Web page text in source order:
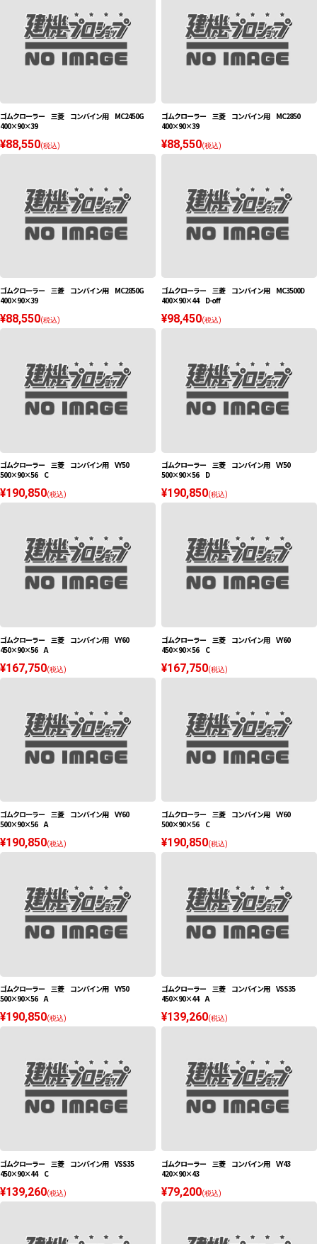
ゴムクローラー 三菱 コンバイン用 MC2450G
400×90×39
¥88,550(税込)
ゴムクローラー 三菱 コンバイン用 MC2850
400×90×39
¥88,550(税込)
ゴムクローラー 三菱 コンバイン用 MC2850G
400×90×39
¥88,550(税込)
ゴムクローラー 三菱 コンバイン用 MC3500D
400×90×44 D-off
¥98,450(税込)
ゴムクローラー 三菱 コンバイン用 VY50
500×90×56 C
¥190,850(税込)
ゴムクローラー 三菱 コンバイン用 VY50
500×90×56 D
¥190,850(税込)
ゴムクローラー 三菱 コンバイン用 VY60
450×90×56 A
¥167,750(税込)
ゴムクローラー 三菱 コンバイン用 VY60
450×90×56 C
¥167,750(税込)
ゴムクローラー 三菱 コンバイン用 VY60
500×90×56 A
¥190,850(税込)
ゴムクローラー 三菱 コンバイン用 VY60
500×90×56 C
¥190,850(税込)
ゴムクローラー 三菱 コンバイン用 VY50
500×90×56 A
¥190,850(税込)
ゴムクローラー 三菱 コンバイン用 VSS35
450×90×44 A
¥139,260(税込)
ゴムクローラー 三菱 コンバイン用 VSS35
450×90×44 C
¥139,260(税込)
ゴムクローラー 三菱 コンバイン用 VY43
420×90×43
¥79,200(税込)